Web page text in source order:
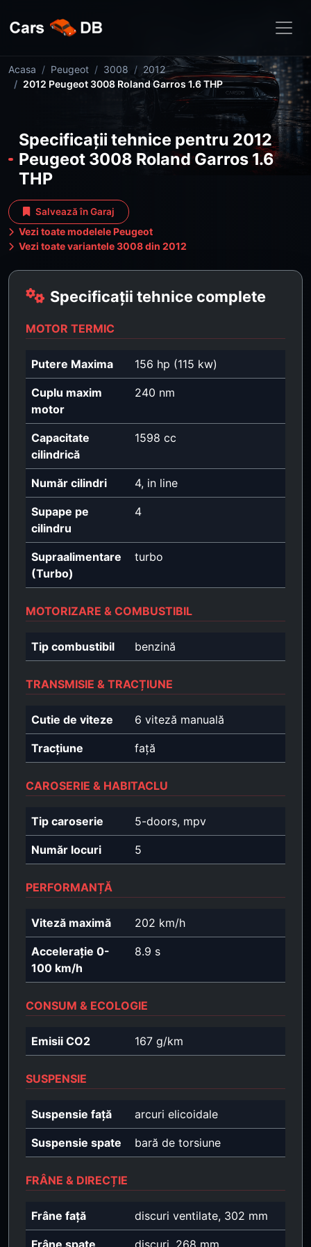
Acasa Peugeot 3008
2012
2012 Peugeot 3008 Roland Garros 1.6 THP
Specificații tehnice pentru 2012
Peugeot 3008 Roland Garros 1.6
THP
Salvează în Garaj
Vezi toate modelele Peugeot
Vezi toate variantele 3008 din 2012
Specificații tehnice complete
MOTOR TERMIC
Putere Maxima 156 hp (115 kw)
Cuplu maxim
motor
240 nm
Capacitate
cilindrică
1598 cc
Număr cilindri 4, in line
Supape pe
cilindru
4
Supraalimentare
(Turbo)
turbo
MOTORIZARE & COMBUSTIBIL
Tip combustibil benzină
TRANSMISIE & TRACȚIUNE
Cutie de viteze 6 viteză manuală
Tracțiune față
CAROSERIE & HABITACLU
Tip caroserie 5-doors, mpv
Număr locuri 5
PERFORMANȚĂ
Viteză maximă 202 km/h
Accelerație 0-
100 km/h
8.9 s
CONSUM & ECOLOGIE
Emisii CO2 167 g/km
SUSPENSIE
Suspensie față arcuri elicoidale
Suspensie spate bară de torsiune
FRÂNE & DIRECȚIE
Frâne față discuri ventilate, 302 mm
Frâne spate discuri, 268 mm